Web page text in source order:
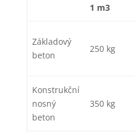
1 m3
Základový
beton
250 kg
Konstrukční
nosný
beton
350 kg